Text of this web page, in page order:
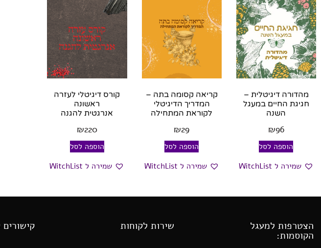
מהדורה דיגיטלית –
חגיגת החיים במעגל
השנה
₪96
הוספה לסל
שמירה ל WitchList
קריאה קסומה בתה –
המדריך הדיגיטלי
לקוראת המתחילה
₪29
הוספה לסל
שמירה ל WitchList
קורס דיגיטלי לעזרה
ראשונה
אנרגטית להגנה
₪220
הוספה לסל
שמירה ל WitchList
הצטרפות למעגל
הקוסמות:
שירות לקוחות